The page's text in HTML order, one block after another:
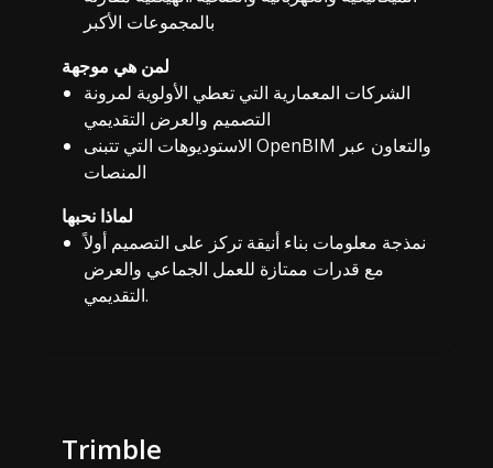
بالمجموعات الأكبر
لمن هي موجهة
الشركات المعمارية التي تعطي الأولوية لمرونة
التصميم والعرض التقديمي
الاستوديوهات التي تتبنى OpenBIM والتعاون عبر
المنصات
لماذا نحبها
نمذجة معلومات بناء أنيقة تركز على التصميم أولاً
مع قدرات ممتازة للعمل الجماعي والعرض
التقديمي.
Trimble